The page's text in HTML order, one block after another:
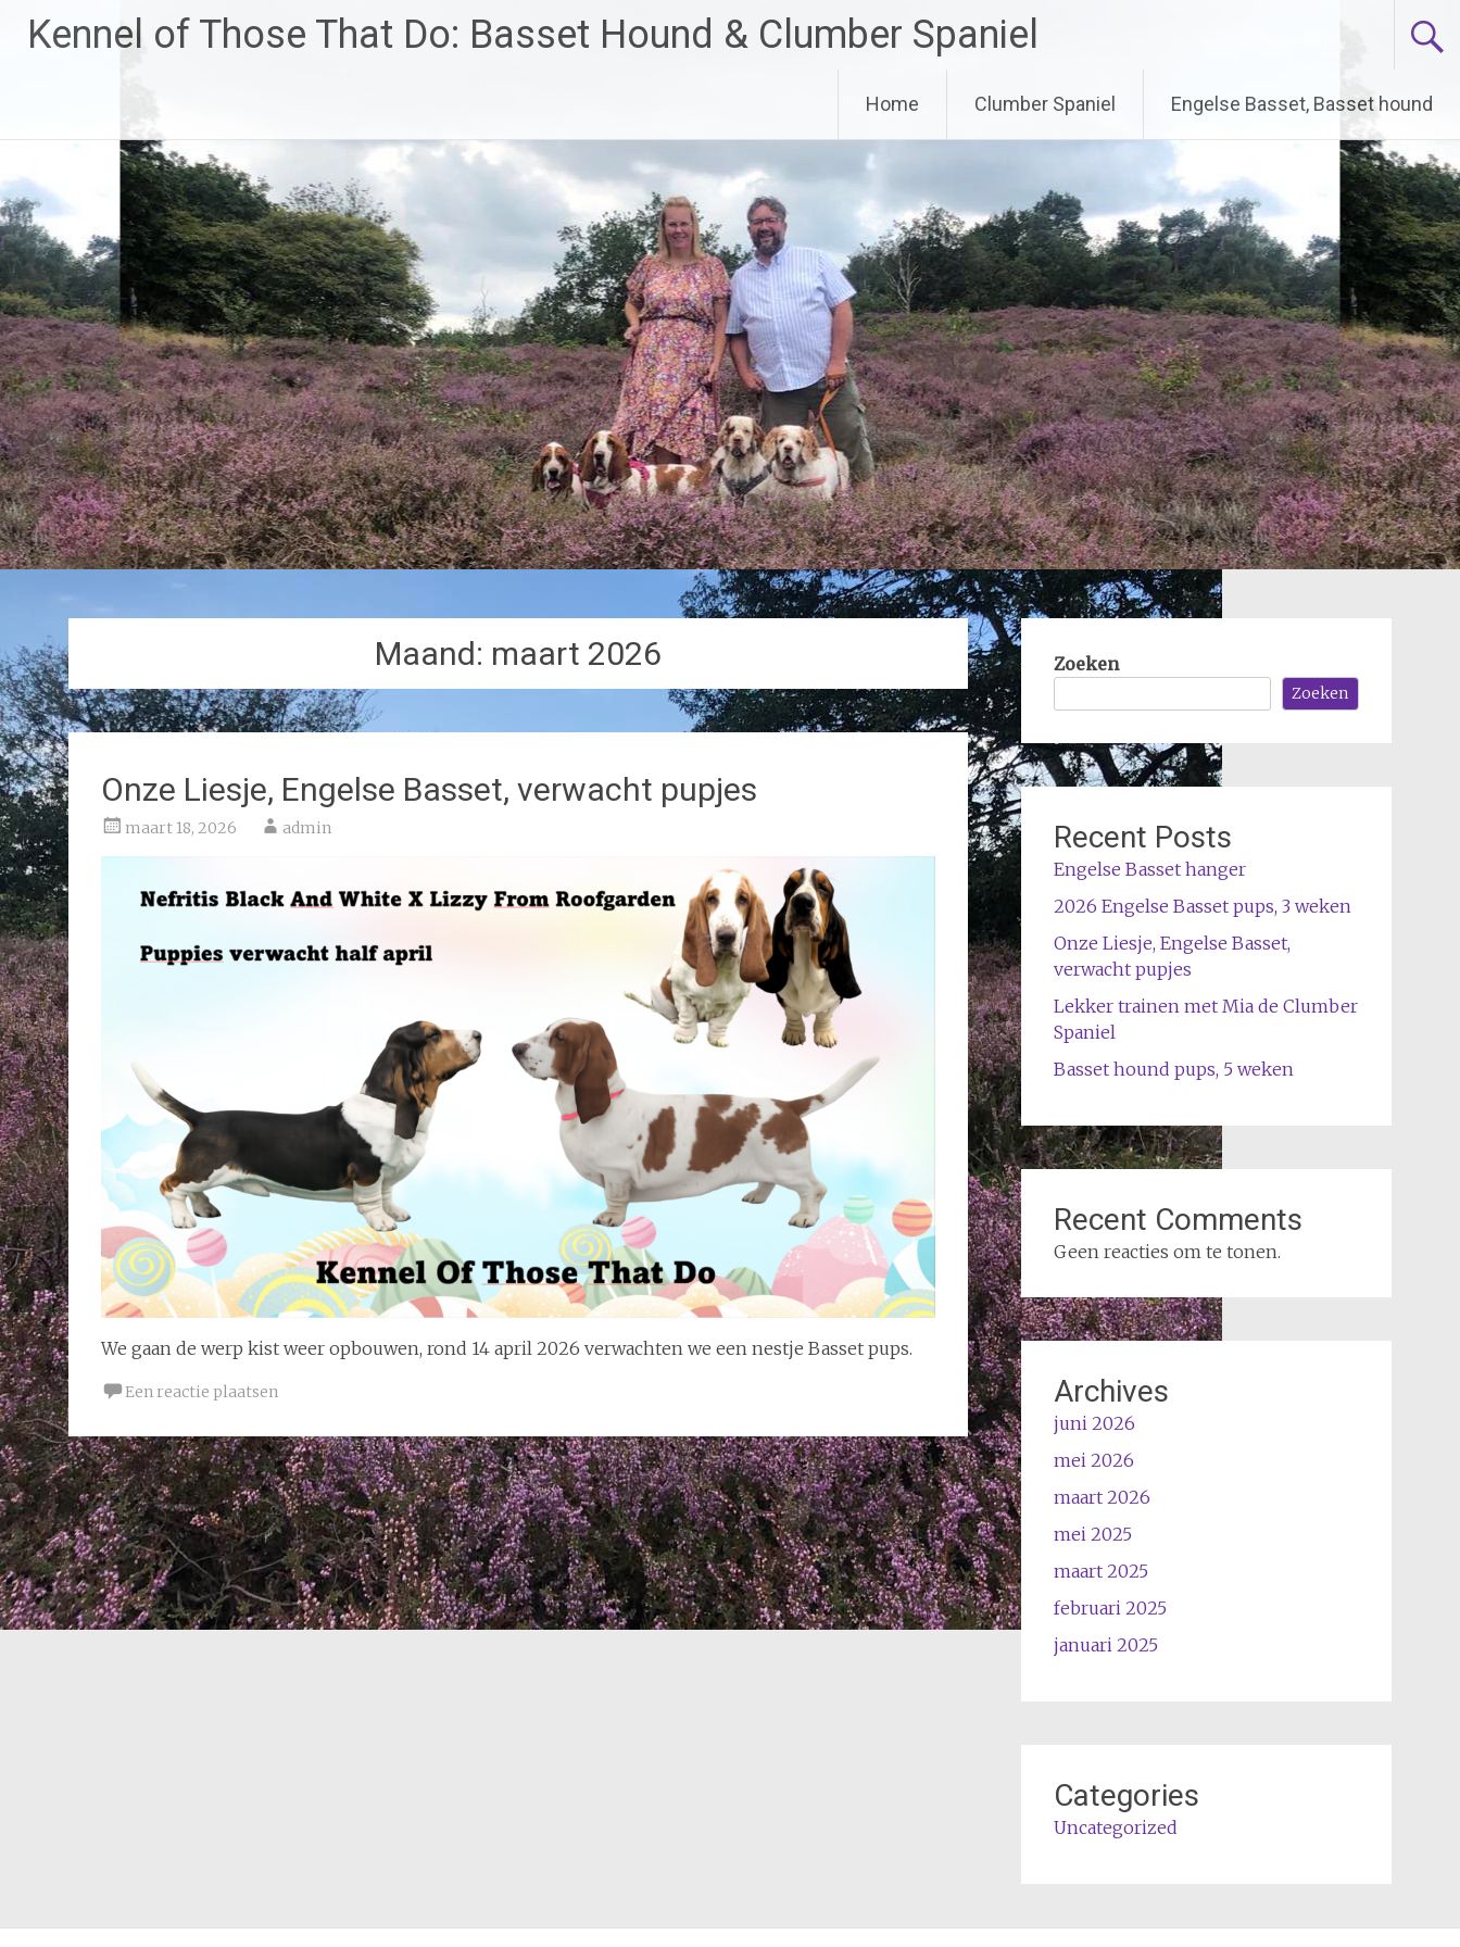
naarKennel of Those That Do: Basset Hound & Clumber Spaniel
Home Clumber Spaniel Engelse Basset, Basset hound
Maand: maart 2026
Onze Liesje, Engelse Basset, verwacht pupjes
maart 18, 2026 admin
We gaan de werp kist weer opbouwen, rond 14 april 2026 verwachten we een nestje Basset pups.
Een reactie plaatsen
Zoeken
Zoeken
Recent Posts
Engelse Basset hanger
2026 Engelse Basset pups, 3 weken
Onze Liesje, Engelse Basset,
verwacht pupjes
Lekker trainen met Mia de Clumber
Spaniel
Basset hound pups, 5 weken
Recent Comments
Geen reacties om te tonen.
Archives
juni 2026
mei 2026
maart 2026
mei 2025
maart 2025
februari 2025
januari 2025
Categories
Uncategorized